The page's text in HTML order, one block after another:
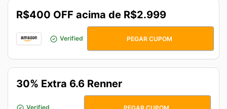
R$400 OFF acima de R$2.999
Verified CURTE7DO7
PEGAR CUPOM
30% Extra 6.6 Renner
Verified